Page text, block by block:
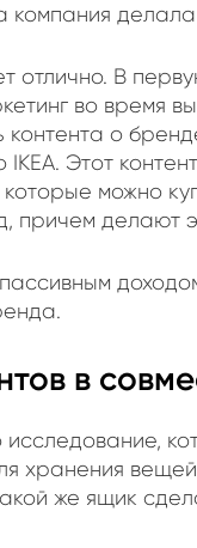
отлично. В
во время
контента о
Этот
можно
причем делают
в
хранения
же ящик